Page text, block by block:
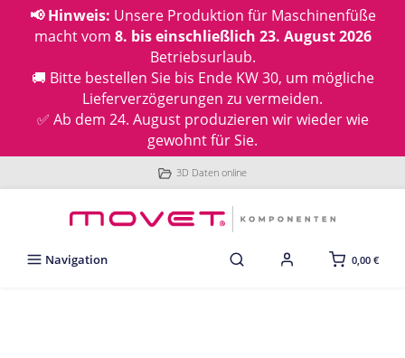
📢 Hinweis: Unsere Produktion für Maschinenfüße
macht vom 8. bis einschließlich 23. August 2026
Betriebsurlaub.
🚚 Bitte bestellen Sie bis Ende KW 30, um mögliche
Lieferverzögerungen zu vermeiden.
✅ Ab dem 24. August produzieren wir wieder wie
gewohnt für Sie.
3D Daten online
Navigation 0,00 €